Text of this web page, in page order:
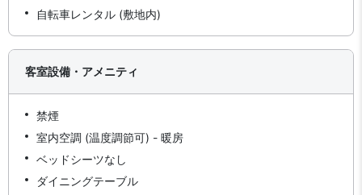
自転車レンタル (敷地内)
客室設備・アメニティ
禁煙
室内空調 (温度調節可) - 暖房
ベッドシーツなし
ダイニングテーブル